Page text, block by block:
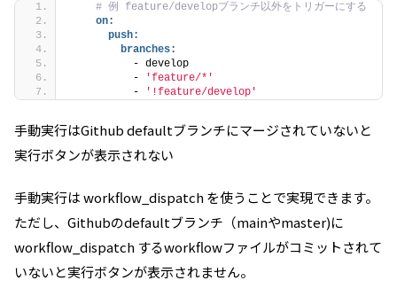
# 例 feature/developブランチ以外をトリガーにする
on:
push:
branches:
          - develop
          -
'feature/*'
          -
'!feature/develop'
手動実行はGithub defaultブランチにマージされていないと
実行ボタンが表示されない
手動実行は workflow_dispatch を使うことで実現できます。
ただし、Githubのdefaultブランチ（mainやmaster)に
workflow_dispatch するworkflowファイルがコミットされて
いないと実行ボタンが表示されません。